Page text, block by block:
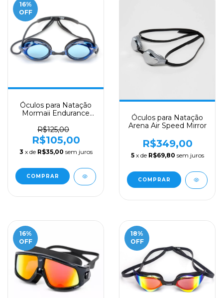
16%
OFF
Óculos para Natação
Mormaii Endurance
R$125,00
R$105,00
3 x de R$35,00 sem juros
Óculos para Natação
Arena Air Speed Mirror
R$349,00
5 x de R$69,80 sem juros
COMPRAR
16%
OFF
18%
OFF